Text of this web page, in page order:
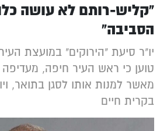
“קליש-רותם לא עושה
הסביבה”
יו"ר סיעת "הירוקים" במועצת
טוען כי ראש העיר חיפה,
מאשר למנות אותו לסגן בתואר,
בקרית חיים